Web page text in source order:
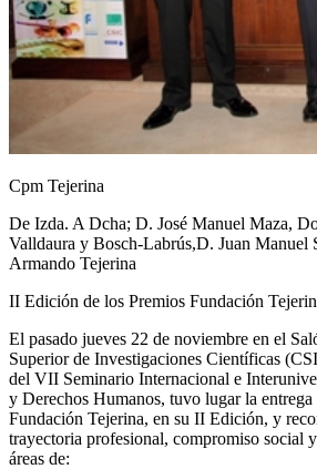
Cpm Tejerina
De Izda. A Dcha; D. José Manuel Maza,
Valldaura y Bosch-Labrús,D. Juan Manuel
Armando Tejerina
II Edición de los Premios Fundación
El pasado jueves 22 de noviembre en el
Superior de Investigaciones Científicas
del VII Seminario Internacional e
y Derechos Humanos, tuvo lugar la entrega
Fundación Tejerina, en su II Edición, y
trayectoria profesional, compromiso social
áreas de: